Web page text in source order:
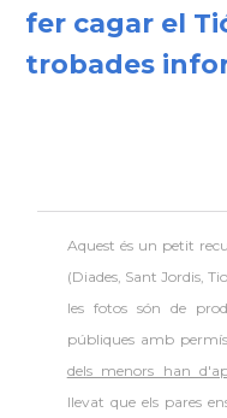
fer cagar el
trobades
Aquest és un petit
(Diades, Sant Jordis,
les fotos són de
públiques amb
dels menors han
llevat que els pares